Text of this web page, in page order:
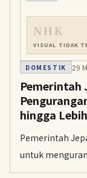
NHK
VISUAL TIDAK
DOMESTIK 29
Pemerintah
hingga
Pemerintah
untuk
dengan target